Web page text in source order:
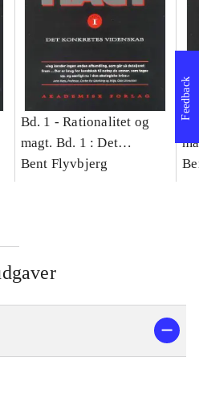
Bd. 1 -Rationalitet og
magt. Bd. 1 : Det
konkretes videnskab
Bent Flyvbjerg
Feedback